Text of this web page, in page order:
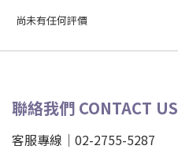
尚未有任何評價
聯絡我們 CONTACT US
客服專線｜02-2755-5287